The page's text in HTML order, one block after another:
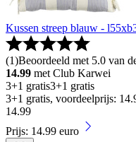
Kussen streep blauw -
(1)Beoordeeld met 5.0 van
14.99 met Club Karwei
3+1 gratis3+1 gratis
3+1 gratis, voordeelprijs:
14.99
Prijs: 14.99 euro